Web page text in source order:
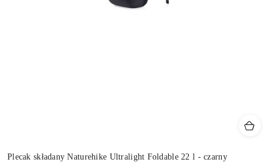
Plecak składany Naturehike Ultralight Foldable 22 l - czarny